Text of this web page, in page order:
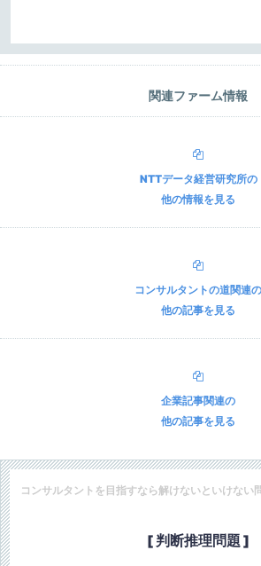
関連ファーム情報
NTTデータ経営研究所の
他の情報を見る
コンサルタントの道関連の
他の記事を見る
企業記事関連の
他の記事を見る
コンサルタントを目指すなら解けないといけない
[ 判断推理問題 ]